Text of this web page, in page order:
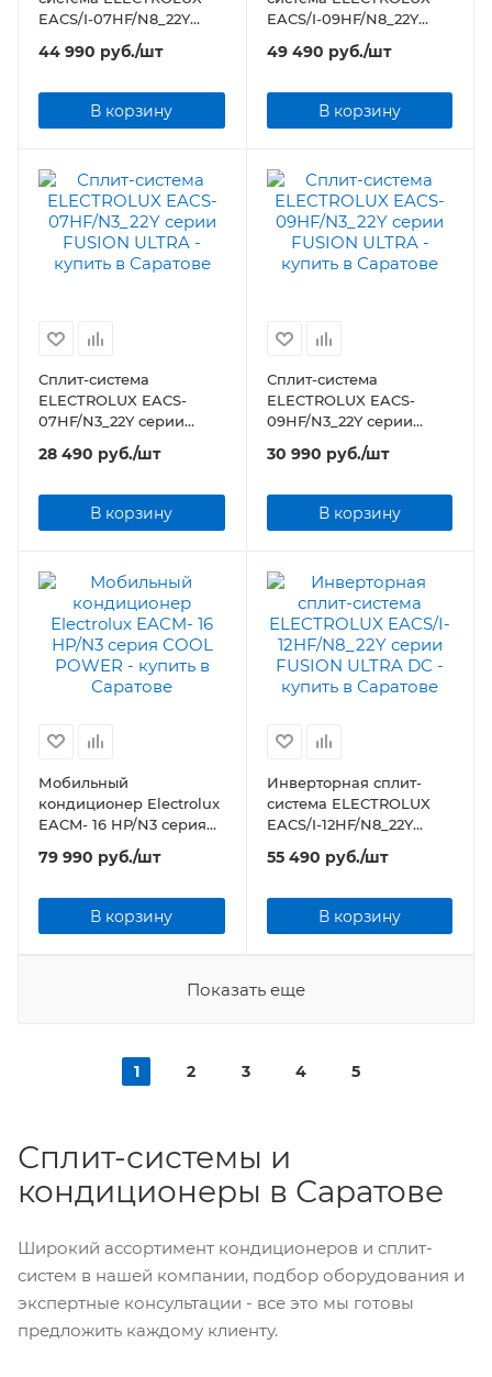
EACS/I-07HF/N8_22Y
серии FUSION ULTRA DC
44 990 руб./шт
В корзину
EACS/I-09HF/N8_22Y
серии FUSION ULTRA DC
49 490 руб./шт
В корзину
Сплит-система
ELECTROLUX EACS-
07HF/N3_22Y серии
FUSION ULTRA
28 490 руб./шт
В корзину
Сплит-система
ELECTROLUX EACS-
09HF/N3_22Y серии
FUSION ULTRA
30 990 руб./шт
В корзину
Мобильный
кондиционер Electrolux
EACM- 16 HP/N3 серия
COOL POWER
79 990 руб./шт
В корзину
Инверторная сплит-
система ELECTROLUX
EACS/I-12HF/N8_22Y
серии FUSION ULTRA DC
55 490 руб./шт
В корзину
Показать еще
1 2 3 4 5
Сплит-системы и
кондиционеры в Саратове
Широкий ассортимент кондиционеров и сплит-
систем в нашей компании, подбор оборудования и
экспертные консультации - все это мы готовы
предложить каждому клиенту.